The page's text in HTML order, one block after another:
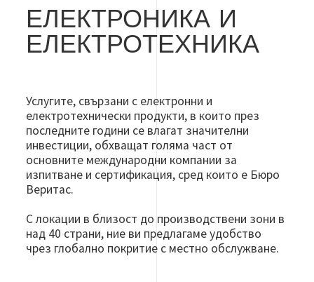
ЕЛЕКТРОНИКА И
ЕЛЕКТРОТЕХНИКА
Услугите, свързани с електронни и
електротехнически продукти, в които през
последните години се влагат значителни
инвестиции, обхващат голяма част от
основните международни компании за
изпитване и сертификация, сред които е Бюро
Веритас.
С локации в близост до производствени зони в
над 40 страни, ние ви предлагаме удобство
чрез глобално покритие с местно обслужване.